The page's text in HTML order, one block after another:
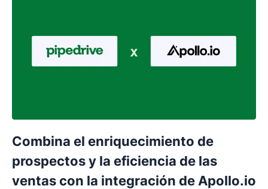
Combina el enriquecimiento de
prospectos y la eficiencia de las
ventas con la integración de Apollo.io